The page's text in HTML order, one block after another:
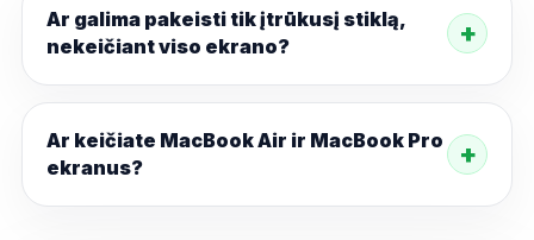
Ar galima pakeisti tik įtrūkusį stiklą,
nekeičiant viso ekrano?
Ar keičiate MacBook Air ir MacBook Pro
ekranus?